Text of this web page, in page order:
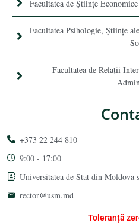
Facultatea de Științe Economice
Facultatea Psihologie, Ştiinţe
Facultatea de Relaţii
+373 22 244 810
9:00 - 17:00
Universitatea de Stat din
rector@usm.md
Toleranță